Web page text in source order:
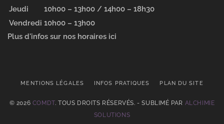
Jeudi
10h00 – 13h00 / 14h00 – 18h30
Vendredi 10h00 – 13h00
Plus d'infos sur nos horaires ici
MENTIONS LÉGALES INFOS PRATIQUES PLAN DU SITE
© 2026 COMDT. TOUS DROITS RÉSERVÉS. - SUBLIMÉ PAR ALCHIMIE
SOLUTIONS